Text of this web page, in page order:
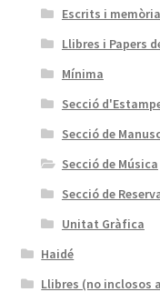
Escrits i memòria
Llibres i Papers
Mínima
Secció
Secció de
Secció de Música
Secció de
Unitat Gràfica
Haidé
Llibres (no inclosos